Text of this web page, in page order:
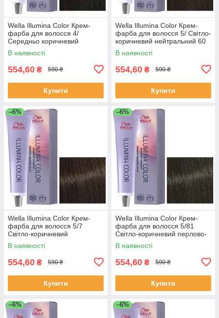
Wella Illumina Color Крем-
фарба для волосся 4/
Середньо коричневий
нейтральний 60 мл
В наявності
554,60 ₴ 590 ₴
Купити
Wella Illumina Color Крем-
фарба для волосся 5/ Світло-
коричневий нейтральний 60
мл
В наявності
554,60 ₴ 590 ₴
Купити
–6%
Wella Illumina Color Крем-
фарба для волосся 5/7
Світло-коричневий
коричневий 60 мл
В наявності
554,60 ₴ 590 ₴
Купити
–6%
Wella Illumina Color Крем-
фарба для волосся 5/81
Світло-коричневий перлово-
попелястий 60 мл
В наявності
554,60 ₴ 590 ₴
Купити
–6% –6%